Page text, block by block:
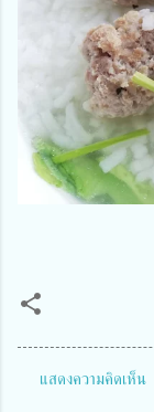
แสดงความคิดเห็น